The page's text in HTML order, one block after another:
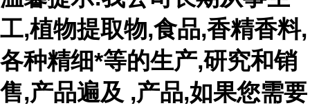
工,植物提取物,食品,香精香料,
各种精细*等的生产,研究和销
售,产品遍及 ,产品,如果您需要